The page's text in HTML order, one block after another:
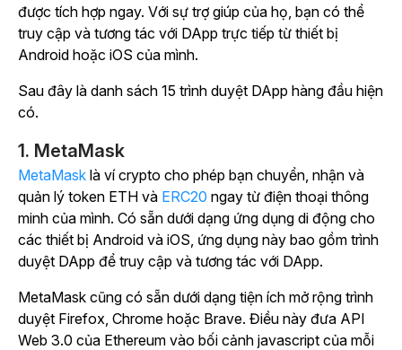
được tích hợp ngay. Với sự trợ giúp của họ, bạn có thể
truy cập và tương tác với DApp trực tiếp từ thiết bị
Android hoặc iOS của mình.
Sau đây là danh sách 15 trình duyệt DApp hàng đầu hiện
có.
1. MetaMask
MetaMask là ví crypto cho phép bạn chuyển, nhận và
quản lý token ETH và ERC20 ngay từ điện thoại thông
minh của mình. Có sẵn dưới dạng ứng dụng di động cho
các thiết bị Android và iOS, ứng dụng này bao gồm trình
duyệt DApp để truy cập và tương tác với DApp.
MetaMask cũng có sẵn dưới dạng tiện ích mở rộng trình
duyệt Firefox, Chrome hoặc Brave. Điều này đưa API
Web 3.0 của Ethereum vào bối cảnh javascript của mỗi